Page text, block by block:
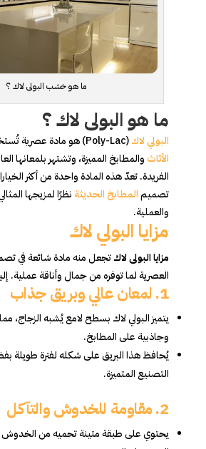
ما هو خشب البولى لاك ؟
ما هو البولى لاك ؟
البولي لاك(Poly-Lac) هو مادة عصرية تُستخدم في تصنيع
الأثاثوالمطابخ المميزة، وتشتهر بلمعانها
الفريدة. تعدّ هذه المادة واحدة من أكثر
تصميمالمطابخ الحديثةنظرًا لمزيجها
والعملية.
مزايا البولي لاك
مزايا البولى لاكتجعل منه مادة شائعة في
العصرية لما توفره من جمال وأناقة عملية.
1. لمعان عالي وبريق جذاب
يتميز البولي لاك بسطح لامع يُشبه الزجاج،
وجاذبية على المطابخ.
يُحافظ هذا البريق على شكله لفترة طويلة
التصنيع المتميزة.
2. مقاومة للخدوش والتآكل
يحتوي على طبقة متينة تحميه من الخدوش